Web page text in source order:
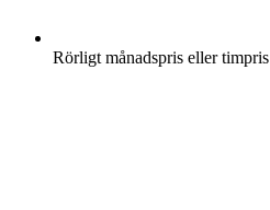
Rörligt månadspris eller timpris